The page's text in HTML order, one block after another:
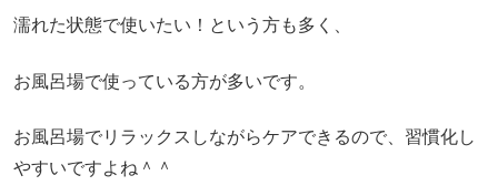
濡れた状態で使いたい！という方も多く、
お風呂場で使っている方が多いです。
お風呂場でリラックスしながらケアできるので、習慣化し
やすいですよね＾＾